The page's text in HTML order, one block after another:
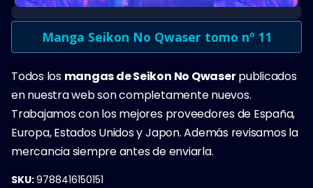
Manga Seikon No Qwaser tomo nº 11
Todos los mangas de Seikon No Qwaserpublicados
en nuestra web son completamente nuevos.
Trabajamos con los mejores proveedores de España,
Europa, Estados Unidos y Japon. Además revisamos la
mercancia siempre antes de enviarla.
SKU:9788416150151